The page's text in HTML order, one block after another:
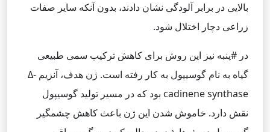
بالایی در برابر آلودگی نشان دادند، بدون آنکه سایر صفات
زراعی دچار اختلال شود.
در #پنبه نیز این روش برای کاهش ترکیب سمی طبیعی
گیاه به نام گوسیپول به کار رفته است. ژن هدف، آنزیم Δ-
cadinene synthase بود که در مسیر تولید گوسیپول
نقش دارد. خاموش شدن این ژن باعث کاهش چشمگیر